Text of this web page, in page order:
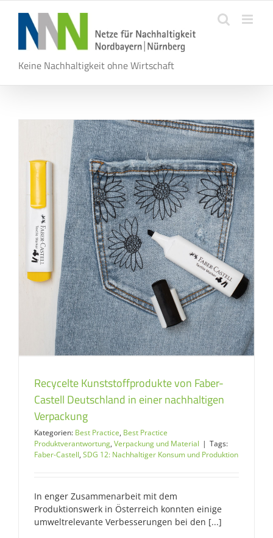
springen
Keine Nachhaltigkeit ohne Wirtschaft
Recycelte Kunststoffprodukte von Faber-
Castell Deutschland in einer nachhaltigen
Verpackung
Kategorien: Best Practice, Best Practice
Produktverantwortung, Verpackung und Material | Tags:
Faber-Castell, SDG 12: Nachhaltiger Konsum und Produktion
In enger Zusammenarbeit mit dem
Produktionswerk in Österreich konnten einige
umweltrelevante Verbesserungen bei den [...]